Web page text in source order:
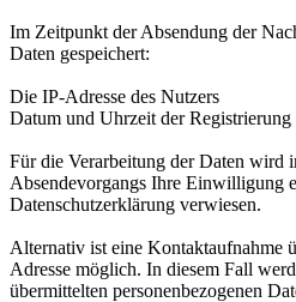
Im Zeitpunkt der Absendung der
Daten gespeichert:
Die IP-Adresse des Nutzers
Datum und Uhrzeit der Registrierung
Für die Verarbeitung der Daten wird
Absendevorgangs Ihre Einwilligung
Datenschutzerklärung verwiesen.
Alternativ ist eine Kontaktaufnahme
Adresse möglich. In diesem Fall
übermittelten personenbezogenen